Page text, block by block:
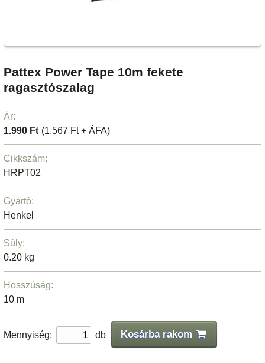
Pattex Power Tape 10m fekete
ragasztószalag
Ár:
1.990 Ft (1.567 Ft + ÁFA)
Cikkszám:
HRPT02
Gyártó:
Henkel
Súly:
0.20 kg
Hosszúság:
10 m
Mennyiség: db Kosárba rakom